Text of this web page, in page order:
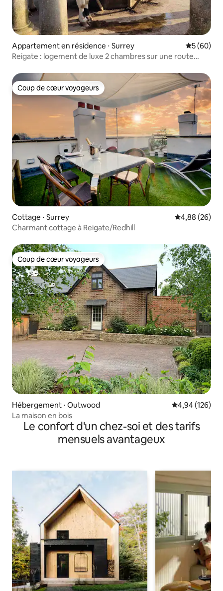
Appartement en résidence ⋅ Surrey
5 (60)
Reigate : logement de luxe 2 chambres sur une route
Coup de cœur voyageurs
Coup de cœur voyageurs
Cottage ⋅ Surrey Évaluation
4,88 (26)
Charmant cottage à Reigate/Redhill
Coup de cœur voyageurs
Coup de cœur voyageurs
Hébergement ⋅ Outwood Évaluation
4,94 (126)
La maison en bois
Le confort d'un chez-soi et des tarifs
mensuels avantageux